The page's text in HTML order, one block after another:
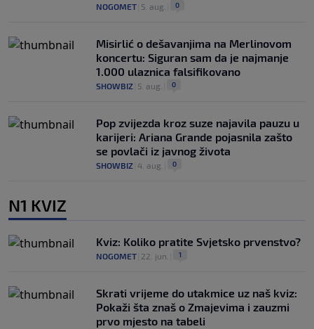
NOGOMET 5. aug. 0
Misirlić o dešavanjima na Merlinovom
koncertu: Siguran sam da je najmanje
1.000 ulaznica falsifikovano
SHOWBIZ 5. aug. 0
Pop zvijezda kroz suze najavila pauzu u
karijeri: Ariana Grande pojasnila zašto
se povlači iz javnog života
SHOWBIZ 4. aug. 0
N1 KVIZ
Kviz: Koliko pratite Svjetsko prvenstvo?
NOGOMET 22. jun. 1
Skrati vrijeme do utakmice uz naš kviz:
Pokaži šta znaš o Zmajevima i zauzmi
prvo mjesto na tabeli